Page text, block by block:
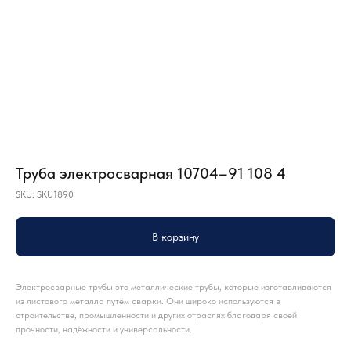
Труба электросварная 10704–91 108 4
SKU: SKU1890
В корзину
Электросварные трубы это металлические трубы, которые изготавливаются
из листового металла путём сварки. Они широко используются в
строительстве, промышленности и других отраслях благодаря своей
прочности, надёжности и универсальности.